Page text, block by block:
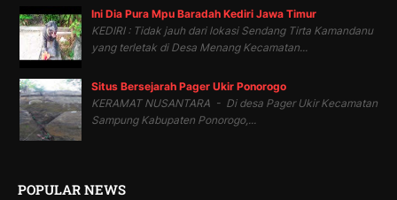
Ini Dia Pura Mpu Baradah Kediri Jawa Timur
KEDIRI : Tidak jauh dari lokasi Sendang Tirta Kamandanu
yang terletak di Desa Menang Kecamatan...
Situs Bersejarah Pager Ukir Ponorogo
KERAMAT NUSANTARA - Di desa Pager Ukir Kecamatan
Sampung Kabupaten Ponorogo,...
POPULAR NEWS